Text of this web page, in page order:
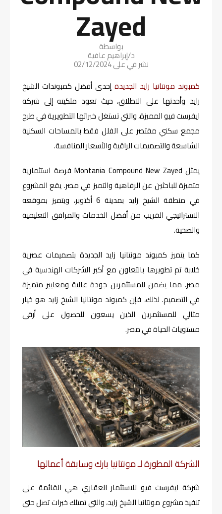
Zayed
بواسطة
د/إبراهيم عافية
نشر في على02/12/2024
كمبوند مونتانيا زايد الجديدة إحدى أفضل كمبوندات الشيخ
زايد وأحدثها على الاطلاق، حيث تعود ملكيته إلى شركة
ايفرست فيو المميزة، والتي تستغل خبراتها التطويرية في طرح
مجمع سكني مقتصر على الفلل فقط بالمساحات السكنية
الشاسعة والتصميمات الراقية والأسعار المنافسة.
يمثل Montania Compound New Zayed فرصة استثمارية
متميزة للباحثين عن الرفاهية والتميز في مصر. يقع المشروع
في منطقة الشيخ زايد بمدينة 6 أكتوبر، ويتميز بموقعه
الاستراتيجي القريب من أفضل الخدمات والمرافق التعليمية
والصحية.
كما يتميز كمبوند مونتانيا زايد الجديدة بتصميمات عصرية
خلابة تم تطويرها بالتعاون مع أكبر الشركات الهندسية في
مصر، مما يضمن للمستثمرين جودة عالية ومعايير متميزة
في التصميم. لذلك، فإن كمبوند مونتانيا الشيخ زايد هو خيار
مثالي للمستثمرين الذين يسعون للحصول على أرقى
مستويات الحياة في مصر.
الشركة المطورة لـ مونتانيا بارك وسابقة أعمالها
شركة ايفرست فيو للاستثمار العقاري هي القائمة على
تنفيذ مشروع مونتانيا الشيخ زايد، والتي تمتلك خبرات تصل حتى